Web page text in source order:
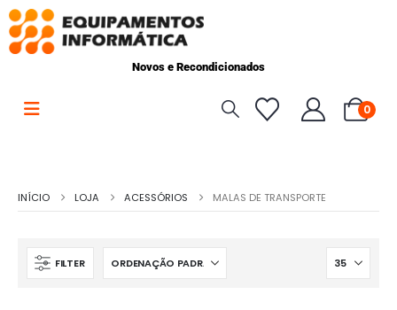
Novos e Recondicionados
0
INÍCIO LOJA ACESSÓRIOS MALAS DE TRANSPORTE
FILTER